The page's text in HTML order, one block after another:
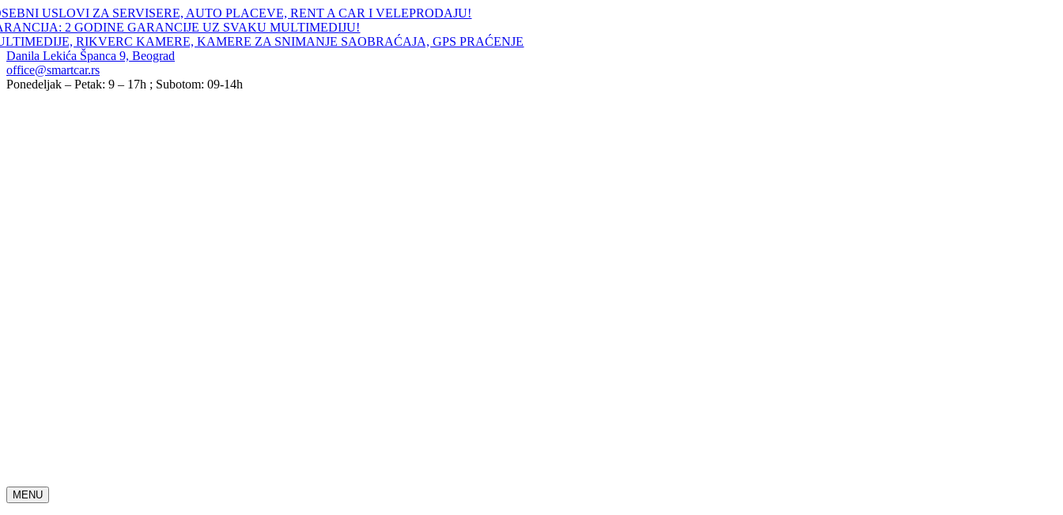
Skip
to
content
USLOVI ZA SERVISERE, AUTO PLACEVE, RENT A CAR I VELEPRODAJU!
2 GODINE GARANCIJE UZ SVAKU MULTIMEDIJU!
RIKVERC KAMERE, KAMERE ZA SNIMANJE SAOBRAĆAJA, GPS PRAĆENJE
Danila Lekića Španca 9, Beograd
office@smartcar.rs
Ponedeljak – Petak: 9 – 17h ; Subotom: 09-14h
MENU